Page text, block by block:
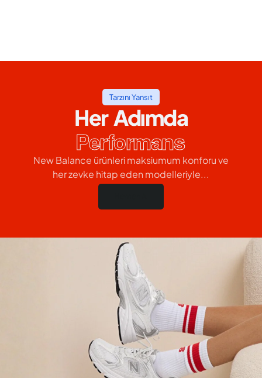
Tarzını Yansıt
Her Adımda
Performans
New Balance ürünleri maksiumum konforu ve
her zevke hitap eden modelleriyle...